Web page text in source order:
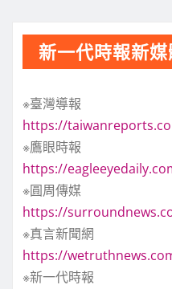
新一代時報新
※臺灣導報
https://
※鷹眼時報
https://
※圓周傳媒
https://
※真言新聞網
https://
※新一代時報